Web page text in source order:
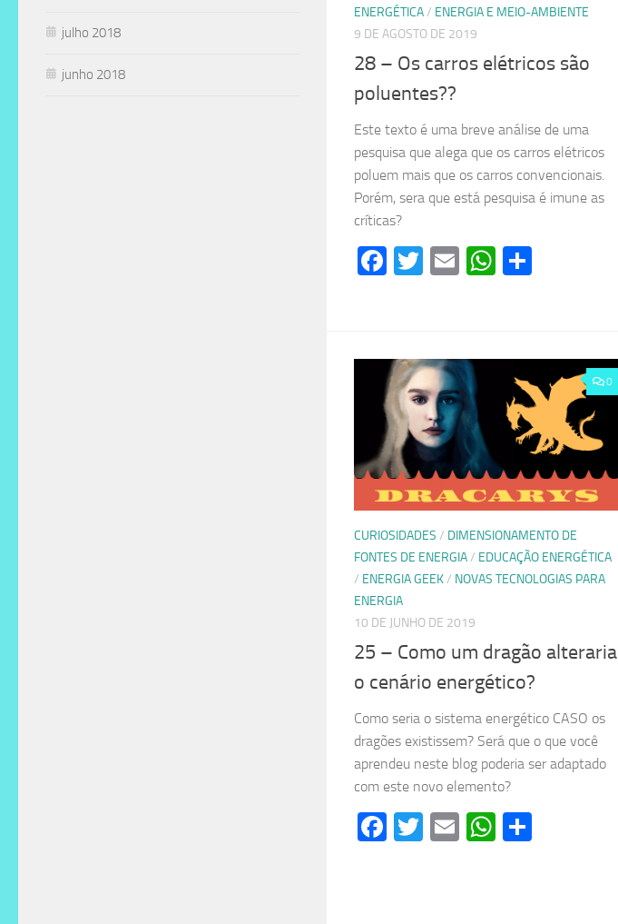
ENERGÉTICA/ ENERGIA E MEIO-AMBIENTE
9 DE AGOSTO DE 2019
28 – Os carros elétricos são
poluentes??
Este texto é uma breve análise de uma
pesquisa que alega que os carros elétricos
poluem mais que os carros convencionais.
Porém, sera que está pesquisa é imune as
críticas?
Facebook
Twitter
EmailWhatsApp
0
CURIOSIDADES / DIMENSIONAMENTO DE
FONTES DE ENERGIA/ EDUCAÇÃO ENERGÉTICA
/ ENERGIA GEEK/ NOVAS TECNOLOGIAS PARA
ENERGIA
10 DE JUNHO DE 2019
25 – Como um dragão alteraria
o cenário energético?
Como seria o sistema energético CASO os
dragões existissem? Será que o que você
aprendeu neste blog poderia ser adaptado
com este novo elemento?
Facebook
Twitter
EmailWhatsApp
julho 2018
junho 2018